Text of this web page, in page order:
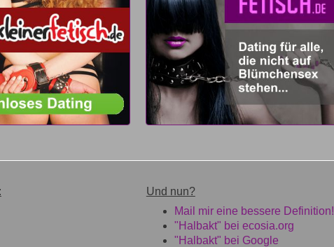
Und nun?
Mail mir eine bessere Definition!
"Halbakt" bei ecosia.org
"Halbakt" bei Google